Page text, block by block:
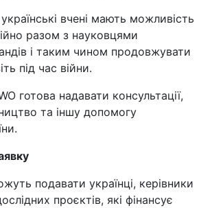
вчені мають можливість
разом з науковцями
і таким чином продовжувати
під час війни.
готова надавати консультації,
та іншу допомогу
подавати українці, керівники
проєктів, які фінансує